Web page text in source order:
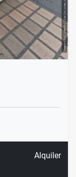
Alquiler